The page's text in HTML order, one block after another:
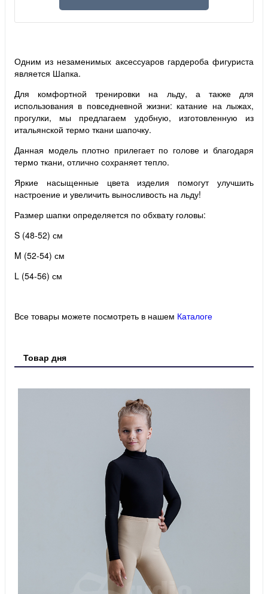
Одним из незаменимых аксессуаров гардероба фигуриста
является Шапка.
Для комфортной тренировки на льду, а также для
использования в повседневной жизни: катание на лыжах,
прогулки, мы предлагаем удобную, изготовленную из
итальянской термо ткани шапочку.
Данная модель плотно прилегает по голове и благодаря
термо ткани, отлично сохраняет тепло.
Яркие насыщенные цвета изделия помогут улучшить
настроение и увеличить выносливость на льду!
Размер шапки определяется по обхвату головы:
S (48-52) см
M (52-54) см
L (54-56) см
Все товары можете посмотреть в нашем Каталоге
Товар дня